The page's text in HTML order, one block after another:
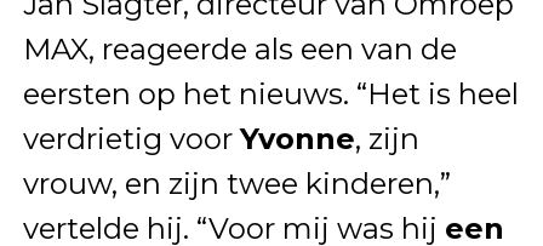
MAX, reageerde als een van de
eersten op het nieuws. “Het is heel
verdrietig voorYvonne, zijn
vrouw, en zijn twee kinderen,”
vertelde hij. “Voor mij was hij een